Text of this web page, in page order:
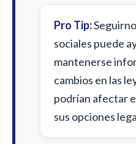
Pro Tip:
sociales puede
mantenerse
cambios en las
podrían afectar
sus opciones